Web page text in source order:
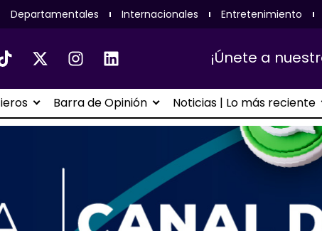
Departamentales Internacionales Entretenimiento
¡Únete a
Barra de Opinión Noticias | Lo más reciente